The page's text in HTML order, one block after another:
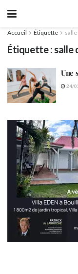
Accueil Étiquette
Étiquette :salle
Une
24/